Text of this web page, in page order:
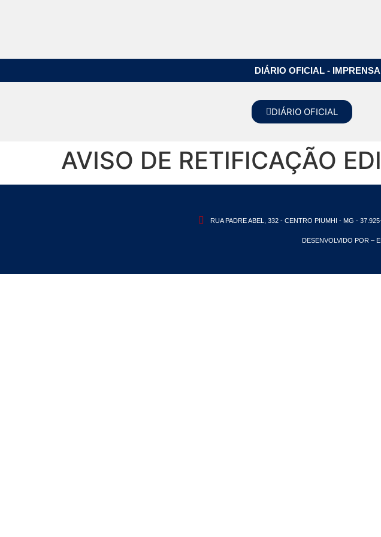
DIÁRIO OFICIAL -
DIÁRIO OFICIAL
AVISO DE RETIFICAÇÃO
RUA PADRE ABEL, 332 - CENTRO PIUMHI - MG -
DESENVOLVIDO POR –